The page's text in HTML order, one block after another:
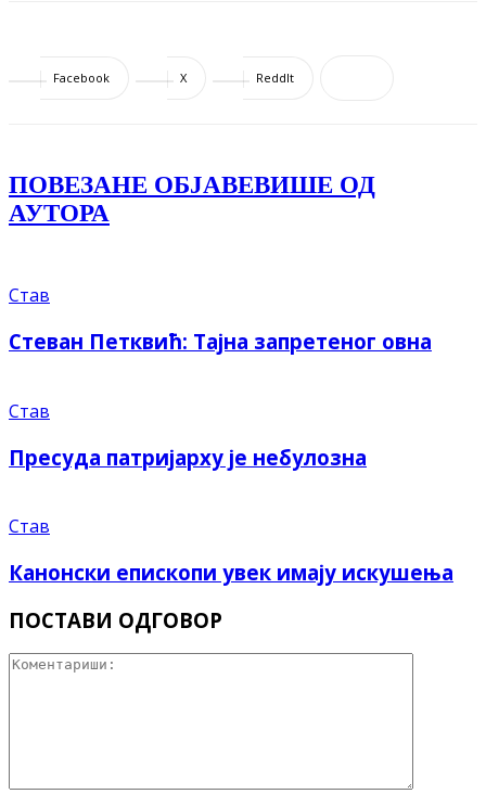
Facebook X ReddIt
ПОВЕЗАНЕ ОБЈАВЕВИШЕ ОД
АУТОРА
Став
Стеван Петквић: Тајна запретеног овна
Став
Пресуда патријарху је небулозна
Став
Канонски епископи увек имају искушења
ПОСТАВИ ОДГОВОР